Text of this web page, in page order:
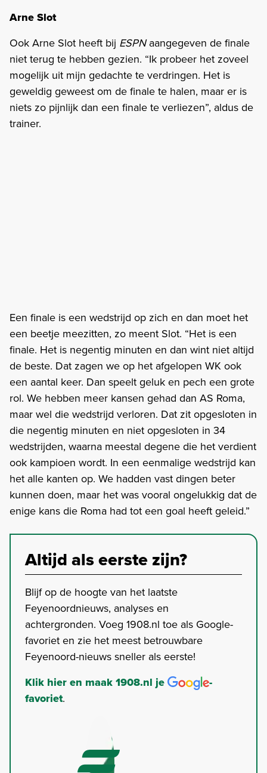
Arne Slot
Ook Arne Slot heeft bij ESPNaangegeven de finale
niet terug te hebben gezien. “Ik probeer het zoveel
mogelijk uit mijn gedachte te verdringen. Het is
geweldig geweest om de finale te halen, maar er is
niets zo pijnlijk dan een finale te verliezen”, aldus de
trainer.
Een finale is een wedstrijd op zich en dan moet het
een beetje meezitten, zo meent Slot. “Het is een
finale. Het is negentig minuten en dan wint niet altijd
de beste. Dat zagen we op het afgelopen WK ook
een aantal keer. Dan speelt geluk en pech een grote
rol. We hebben meer kansen gehad dan AS Roma,
maar wel die wedstrijd verloren. Dat zit opgesloten in
die negentig minuten en niet opgesloten in 34
wedstrijden, waarna meestal degene die het verdient
ook kampioen wordt. In een eenmalige wedstrijd kan
het alle kanten op. We hadden vast dingen beter
kunnen doen, maar het was vooral ongelukkig dat de
enige kans die Roma had tot een goal heeft geleid.”
Altijd als eerste zijn?
Blijf op de hoogte van het laatste
Feyenoordnieuws, analyses en
achtergronden. Voeg 1908.nl toe als Google-
favoriet en zie het meest betrouwbare
Feyenoord-nieuws sneller als eerste!
Klik hier en maak 1908.nl je
-
favoriet.